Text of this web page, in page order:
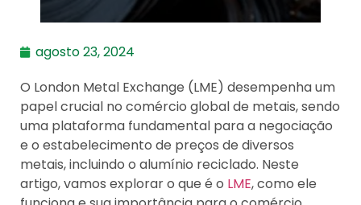
agosto 23, 2024
O London Metal Exchange (LME) desempenha um
papel crucial no comércio global de metais, sendo
uma plataforma fundamental para a negociação
e o estabelecimento de preços de diversos
metais, incluindo o alumínio reciclado. Neste
artigo, vamos explorar o que é o LME, como ele